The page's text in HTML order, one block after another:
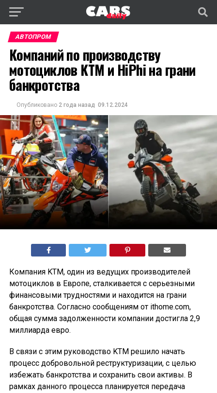
АВТОПРОМ
Компаний по производству
мотоциклов KTM и HiPhi на грани
банкротства
Опубликовано 2 года назад 09.12.2024
Компания KTM, один из ведущих производителей
мотоциклов в Европе, сталкивается с серьезными
финансовыми трудностями и находится на грани
банкротства. Согласно сообщениям от ithome.com,
общая сумма задолженности компании достигла 2,9
миллиарда евро.
В связи с этим руководство KTM решило начать
процесс добровольной реструктуризации, с целью
избежать банкротства и сохранить свои активы. В
рамках данного процесса планируется передача